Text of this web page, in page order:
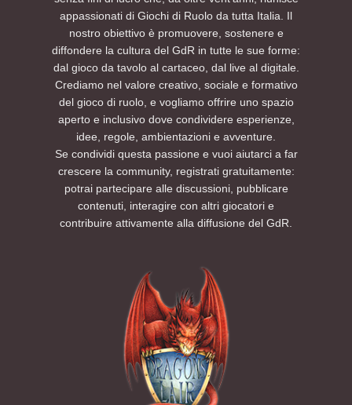
appassionati di Giochi di Ruolo da tutta Italia. Il
nostro obiettivo è promuovere, sostenere e
diffondere la cultura del GdR in tutte le sue forme:
dal gioco da tavolo al cartaceo, dal live al digitale.
Crediamo nel valore creativo, sociale e formativo
del gioco di ruolo, e vogliamo offrire uno spazio
aperto e inclusivo dove condividere esperienze,
idee, regole, ambientazioni e avventure.
Se condividi questa passione e vuoi aiutarci a far
crescere la community, registrati gratuitamente:
potrai partecipare alle discussioni, pubblicare
contenuti, interagire con altri giocatori e
contribuire attivamente alla diffusione del GdR.